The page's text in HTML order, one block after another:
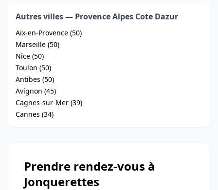
Autres villes — Provence Alpes Cote Dazur
Aix-en-Provence (50)
Marseille (50)
Nice (50)
Toulon (50)
Antibes (50)
Avignon (45)
Cagnes-sur-Mer (39)
Cannes (34)
Prendre rendez-vous à
Jonquerettes